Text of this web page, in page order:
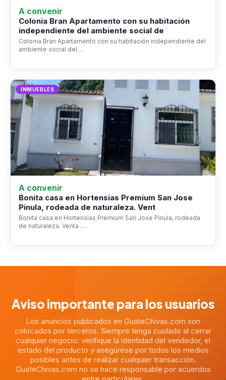
A convenir
Colonia Bran Apartamento con su habitación
independiente del ambiente social de
Colonia Bran Apartamento con su habitación independiente del
ambiente social del…
INMUEBLES
A convenir
Bonita casa en Hortensias Premium San Jose
Pinula, rodeada de naturaleza. Vent
Bonita casa en Hortensias Premium San Jose Pinula, rodeada
de naturaleza. Venta …
Aviso importante para los usuarios
Los anuncios publicados en GuateChivas.com son
colocados por terceros. Siempre tenga cuidado al cerrar
cualquier negocio: verifique la identidad del vendedor, el
estado del producto y asegúrese por todos los medios
posibles antes de realizar cualquier transacción.
GuateChivas.com no se hace responsable por acuerdos